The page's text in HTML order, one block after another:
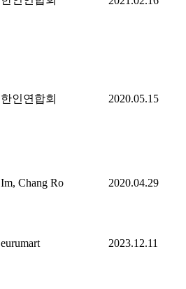
한인연합회 2020.05.15
Im, Chang Ro 2020.04.29
eurumart 2023.12.11